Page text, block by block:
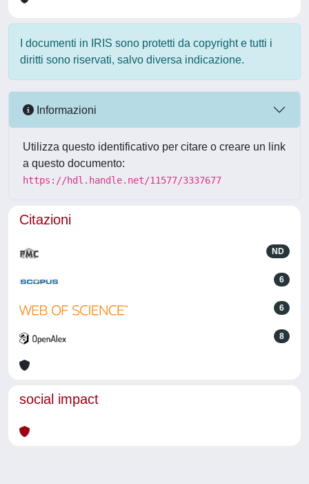
I documenti in IRIS sono protetti da copyright e tutti i
diritti sono riservati, salvo diversa indicazione.
Informazioni
Utilizza questo identificativo per citare o creare un link
a questo documento:
https://hdl.handle.net/11577/3337677
Citazioni
ND
6
6
8
social impact